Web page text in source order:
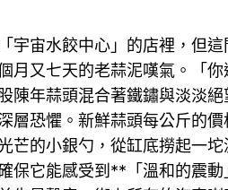
宇宙水餃中心」的店裡，但
又七天的老蒜泥嘆氣。「
年蒜頭混合著鐵鏽與淡淡
恐懼。新鮮蒜頭每公斤的價
的小銀勺，從缸底撈起一
保它能感受到**「溫和的震